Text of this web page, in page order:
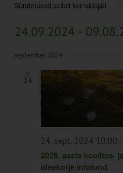
Sündmused sellelt korraldajalt
24.09.2024 -
kuupäev.
september 2024
T
24
24. sept. 2024 10:00 -
2025. aasta koolitus-
ideekorje infotund